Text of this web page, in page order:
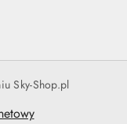
Sky-Shop.pl